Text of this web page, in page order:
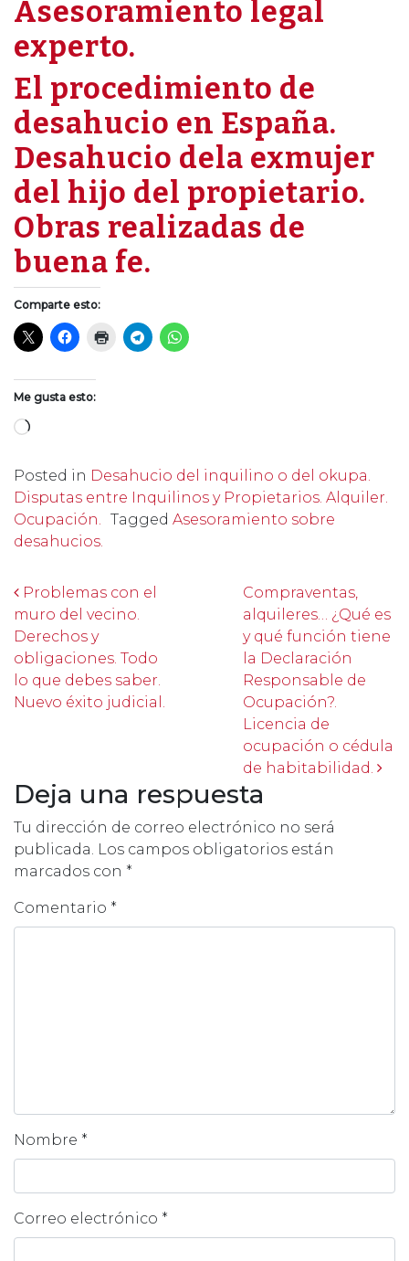
Asesoramiento legal
experto.
El procedimiento de
desahucio en España.
Desahucio dela exmujer
del hijo del propietario.
Obras realizadas de
buena fe.
Comparte esto:
Me gusta esto:
Cargando...
Posted in Desahucio del inquilino o del okupa.
Disputas entre Inquilinos y Propietarios. Alquiler.
Ocupación.
Tagged Asesoramiento sobre
desahucios.
Post navigation
Problemas con el
muro del vecino.
Derechos y
obligaciones. Todo
lo que debes saber.
Nuevo éxito judicial.
Compraventas,
alquileres… ¿Qué es
y qué función tiene
la Declaración
Responsable de
Ocupación?.
Licencia de
ocupación o cédula
de habitabilidad.
Deja una respuesta
Tu dirección de correo electrónico no será
publicada. Los campos obligatorios están
marcados con *
Comentario *
Nombre *
Correo electrónico *